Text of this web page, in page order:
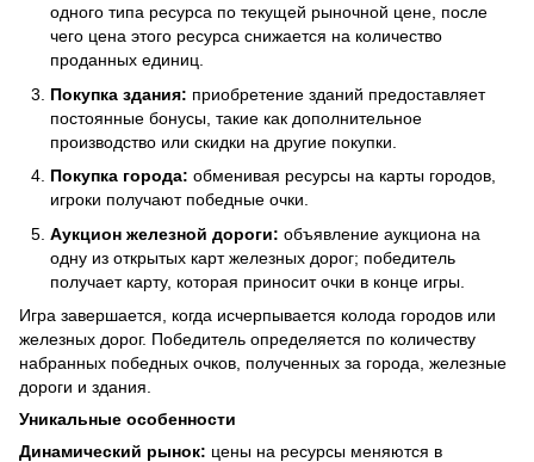
одного типа ресурса по текущей рыночной цене, после
чего цена этого ресурса снижается на количество
проданных единиц.
Покупка здания: приобретение зданий предоставляет
постоянные бонусы, такие как дополнительное
производство или скидки на другие покупки.
Покупка города: обменивая ресурсы на карты городов,
игроки получают победные очки.
Аукцион железной дороги: объявление аукциона на
одну из открытых карт железных дорог; победитель
получает карту, которая приносит очки в конце игры.
Игра завершается, когда исчерпывается колода городов или
железных дорог. Победитель определяется по количеству
набранных победных очков, полученных за города, железные
дороги и здания.
Уникальные особенности
Динамический рынок: цены на ресурсы меняются в